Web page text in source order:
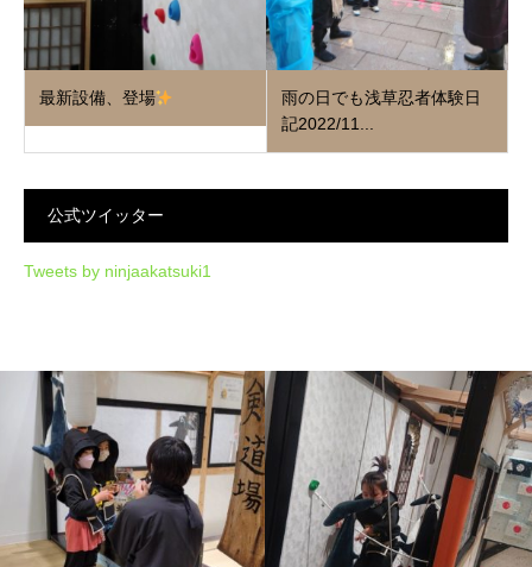
最新設備、登場
雨の日でも浅草忍者体験日
記2022/11...
公式ツイッター
Tweets by ninjaakatsuki1